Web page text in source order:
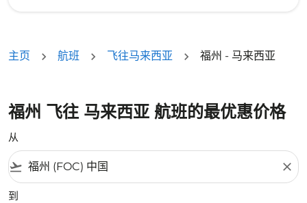
主页 航班 飞往马来西亚 福州 - 马来西亚
福州 飞往 马来西亚 航班的最优惠价格
从
flight_takeoff close
到